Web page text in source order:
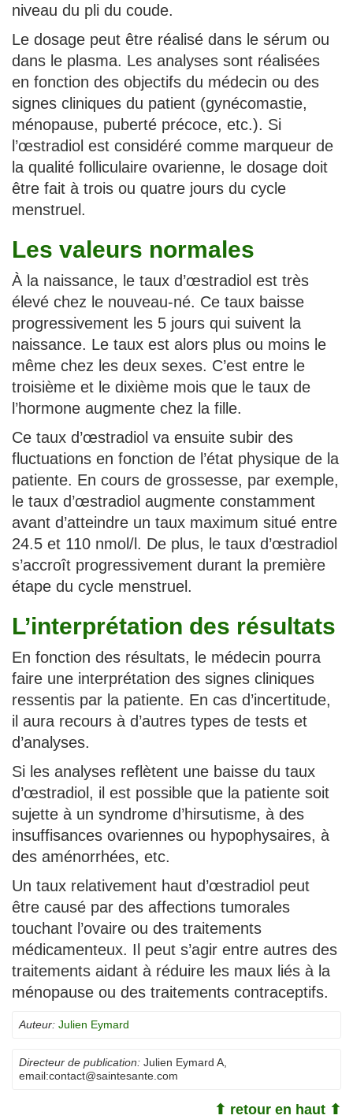
niveau du pli du coude.
Le dosage peut être réalisé dans le sérum ou
dans le plasma. Les analyses sont réalisées
en fonction des objectifs du médecin ou des
signes cliniques du patient (gynécomastie,
ménopause, puberté précoce, etc.). Si
l’œstradiol est considéré comme marqueur de
la qualité folliculaire ovarienne, le dosage doit
être fait à trois ou quatre jours du cycle
menstruel.
Les valeurs normales
À la naissance, le taux d’œstradiol est très
élevé chez le nouveau-né. Ce taux baisse
progressivement les 5 jours qui suivent la
naissance. Le taux est alors plus ou moins le
même chez les deux sexes. C’est entre le
troisième et le dixième mois que le taux de
l’hormone augmente chez la fille.
Ce taux d’œstradiol va ensuite subir des
fluctuations en fonction de l’état physique de la
patiente. En cours de grossesse, par exemple,
le taux d’œstradiol augmente constamment
avant d’atteindre un taux maximum situé entre
24.5 et 110 nmol/l. De plus, le taux d’œstradiol
s’accroît progressivement durant la première
étape du cycle menstruel.
L’interprétation des résultats
En fonction des résultats, le médecin pourra
faire une interprétation des signes cliniques
ressentis par la patiente. En cas d’incertitude,
il aura recours à d’autres types de tests et
d’analyses.
Si les analyses reflètent une baisse du taux
d’œstradiol, il est possible que la patiente soit
sujette à un syndrome d’hirsutisme, à des
insuffisances ovariennes ou hypophysaires, à
des aménorrhées, etc.
Un taux relativement haut d’œstradiol peut
être causé par des affections tumorales
touchant l’ovaire ou des traitements
médicamenteux. Il peut s’agir entre autres des
traitements aidant à réduire les maux liés à la
ménopause ou des traitements contraceptifs.
Auteur: Julien Eymard
Directeur de publication: Julien Eymard A
email:contact@saintesante.com
⬆ retour en haut ⬆